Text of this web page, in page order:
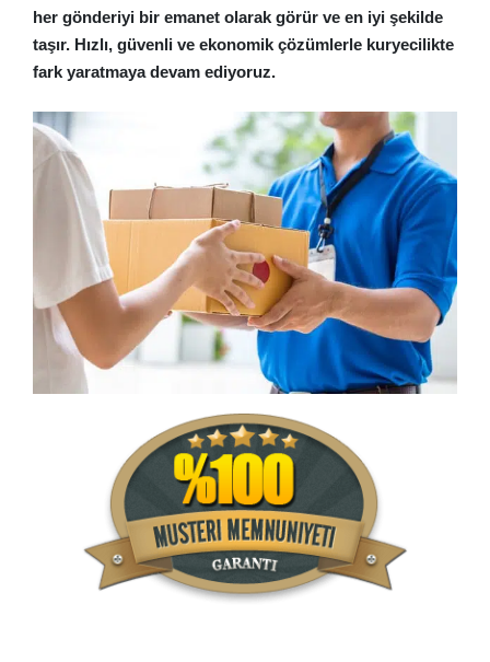
her gönderiyi bir emanet olarak görür ve en iyi şekilde
taşır. Hızlı, güvenli ve ekonomik çözümlerle kuryecilikte
fark yaratmaya devam ediyoruz.